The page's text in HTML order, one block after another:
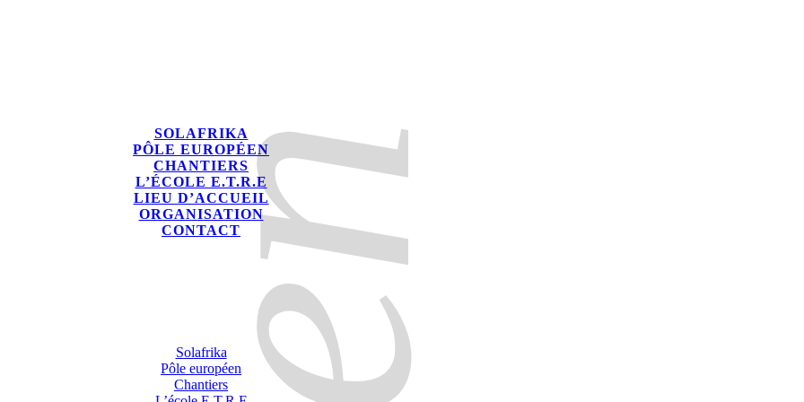
SOLAFRIKA
PÔLE EUROPÉEN
CHANTIERS
L’ÉCOLE E.T.R.E
LIEU D’ACCUEIL
ORGANISATION
CONTACT
Solafrika
Pôle européen
Chantiers